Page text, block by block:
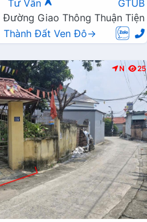
Tư Vấn
GTUB
Đường Giao Thông Thuận Tiện
Thành Đất Ven Đô→
N 25